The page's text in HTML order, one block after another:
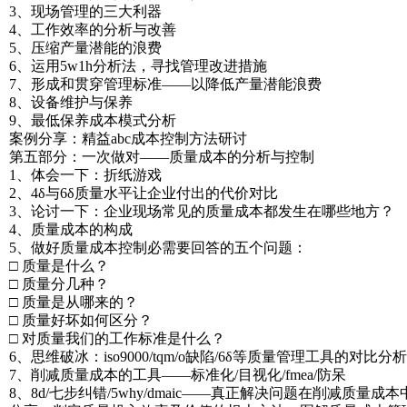
3、现场管理的三大利器
4、工作效率的分析与改善
5、压缩产量潜能的浪费
6、运用5w1h分析法，寻找管理改进措施
7、形成和贯穿管理标准——以降低产量潜能浪费
8、设备维护与保养
9、最低保养成本模式分析
案例分享：精益abc成本控制方法研讨
第五部分：一次做对——质量成本的分析与控制
1、体会一下：折纸游戏
2、4δ与6δ质量水平让企业付出的代价对比
3、论讨一下：企业现场常见的质量成本都发生在哪些地方？
4、质量成本的构成
5、做好质量成本控制必需要回答的五个问题：
□ 质量是什么？
□ 质量分几种？
□ 质量是从哪来的？
□ 质量好坏如何区分？
□ 对质量我们的工作标准是什么？
6、思维破冰：iso9000/tqm/o缺陷/6δ等质量管理工具的对比分析
7、削减质量成本的工具——标准化/目视化/fmea/防呆
8、8d/七步纠错/5why/dmaic——真正解决问题在削减质量成本